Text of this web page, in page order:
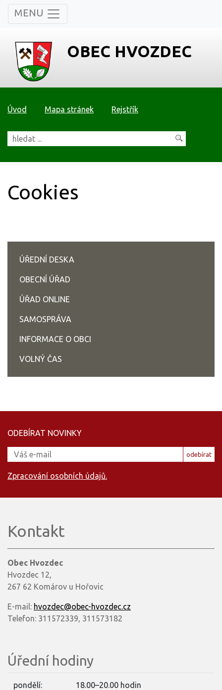
MENU
OBEC HVOZDEC
Úvod Mapa stránek Rejstřík
Cookies
ÚŘEDNÍ DESKA
OBECNÍ ÚŘAD
ÚŘAD ONLINE
SAMOSPRÁVA
INFORMACE O OBCI
VOLNÝ ČAS
ODEBÍRAT NOVINKY
odebírat
Zpracování osobních údajů.
Kontakt
Obec Hvozdec
Hvozdec 12,
267 62 Komárov u Hořovic
E-mail: hvozdec@obec-hvozdec.cz
Telefon: 311572339, 311573182
Úřední hodiny
pondělí: 18.00–20.00 hodin